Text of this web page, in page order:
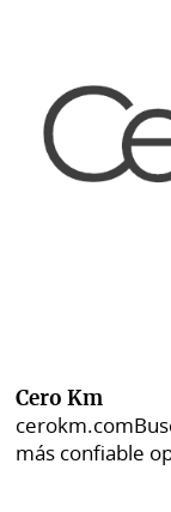
Cero Km
cerokm.com
más confiable